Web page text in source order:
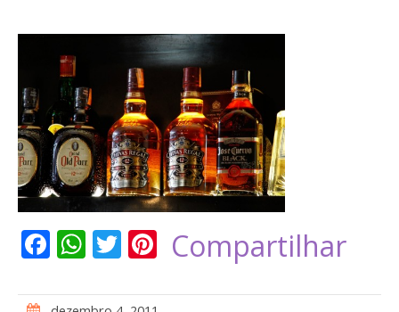
F
e
W
at
T
itt
Pi
er
Compartilhar